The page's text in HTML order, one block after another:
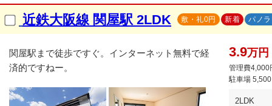
近鉄大阪線 関屋駅 2LDK 敷・礼0円 新着 パノ
関屋駅まで徒歩ですぐ。インターネット無料で経
済的ですねー。
3.9万円
管理費4,000
駐車場
2LDK